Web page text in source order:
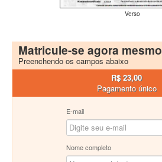
Verso
Matricule-se agora mesmo
Preenchendo os campos abaixo
R$ 23,00
Pagamento único
E-mail
Nome completo